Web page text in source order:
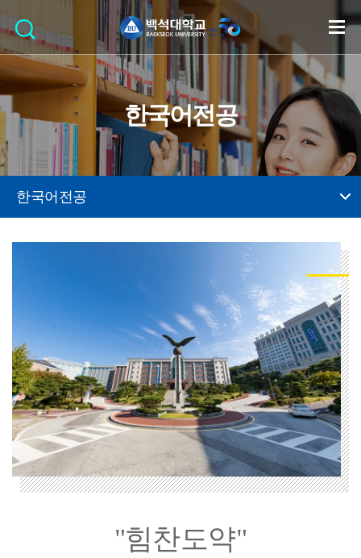
한국어전공
한국어전공
"힘찬도약"